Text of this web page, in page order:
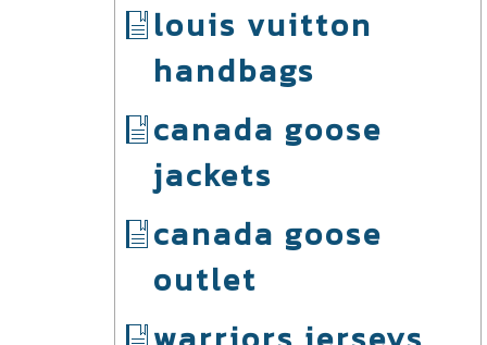
louis vuitton
handbags
canada goose
jackets
canada goose
outlet